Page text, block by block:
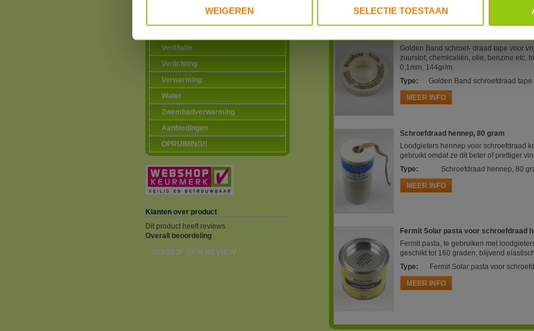
WEIGEREN SELECTIE TOESTAAN
Elektrische vervoermiddelen
Ventilatie
Verlichting
Verwarming
Water
Zwembadverwarming
Aanbiedingen
OPRUIMING!!
Klanten over product
Dit product heeft reviews
Overall beoordeling
SCHRIJF EEN REVIEW
Golden Band schroef- draad tape voor
zuurstof, chemicaliën, olie, benzine etc.
0,1mm, 144gr/m.
Type:
Golden Band schroefdraad tape
MEER INFO
Schroefdraad hennep, 80 gram
Loodgieters hennep voor schroefdraad
gebruikt omdat ze dit beter of prettiger
Type:
Schroefdraad hennep, 80
MEER INFO
Fermit Solar pasta voor schroefdraad
Fermit pasta, te gebruiken met
geschikt tot 160 graden, blijvend
Type:
Fermit Solar pasta voor
MEER INFO